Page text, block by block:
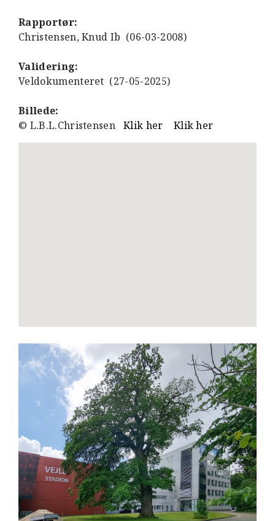
Rapportør:
Christensen, Knud Ib (06-03-2008)
Validering:
Veldokumenteret (27-05-2025)
Billede:
© L.B.L.ChristensenKlik her Klik her